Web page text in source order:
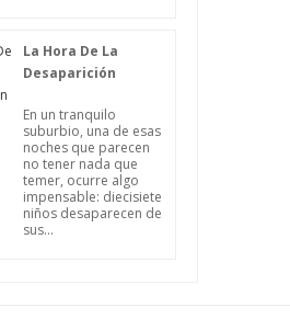
La Hora De La
Desaparición
En un tranquilo
suburbio, una de esas
noches que parecen
no tener nada que
temer, ocurre algo
impensable: diecisiete
niños desaparecen de
sus...